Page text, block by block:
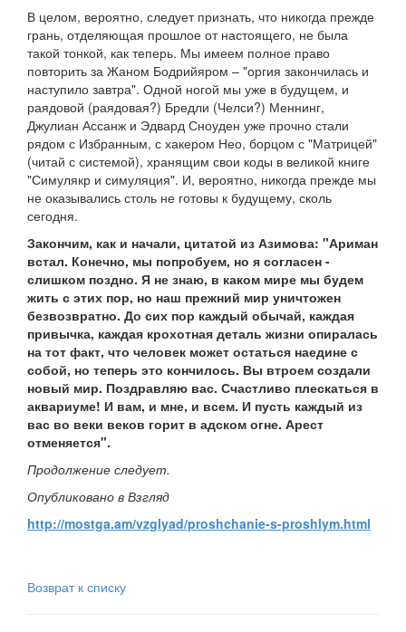
В целом, вероятно, следует признать, что никогда прежде
грань, отделяющая прошлое от настоящего, не была
такой тонкой, как теперь. Мы имеем полное право
повторить за Жаном Бодрийяром – "оргия закончилась и
наступило завтра". Одной ногой мы уже в будущем, и
раядовой (раядовая?) Бредли (Челси?) Меннинг,
Джулиан Ассанж и Эдвард Сноуден уже прочно стали
рядом с Избранным, с хакером Нео, борцом с "Матрицей"
(читай с системой), хранящим свои коды в великой книге
"Симулякр и симуляция". И, вероятно, никогда прежде мы
не оказывались столь не готовы к будущему, сколь
сегодня.
Закончим, как и начали, цитатой из Азимова: "Ариман
встал. Конечно, мы попробуем, но я согласен -
слишком поздно. Я не знаю, в каком мире мы будем
жить с этих пор, но наш прежний мир уничтожен
безвозвратно. До сих пор каждый обычай, каждая
привычка, каждая крохотная деталь жизни опиралась
на тот факт, что человек может остаться наедине с
собой, но теперь это кончилось. Вы втроем создали
новый мир. Поздравляю вас. Счастливо плескаться в
аквариуме! И вам, и мне, и всем. И пусть каждый из
вас во веки веков горит в адском огне. Арест
отменяется".
Продолжение следует.
Опубликовано в Взгляд
http://mostga.am/vzglyad/proshchanie-s-proshlym.html
Возврат к списку